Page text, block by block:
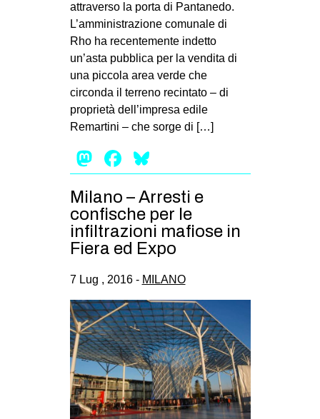
attraverso la porta di Pantanedo.
L’amministrazione comunale di
Rho ha recentemente indetto
un’asta pubblica per la vendita di
una piccola area verde che
circonda il terreno recintato – di
proprietà dell’impresa edile
Remartini – che sorge di […]
Mastodon
Facebook
Milano – Arresti e
confische per le
infiltrazioni mafiose in
Fiera ed Expo
7 Lug , 2016 - MILANO